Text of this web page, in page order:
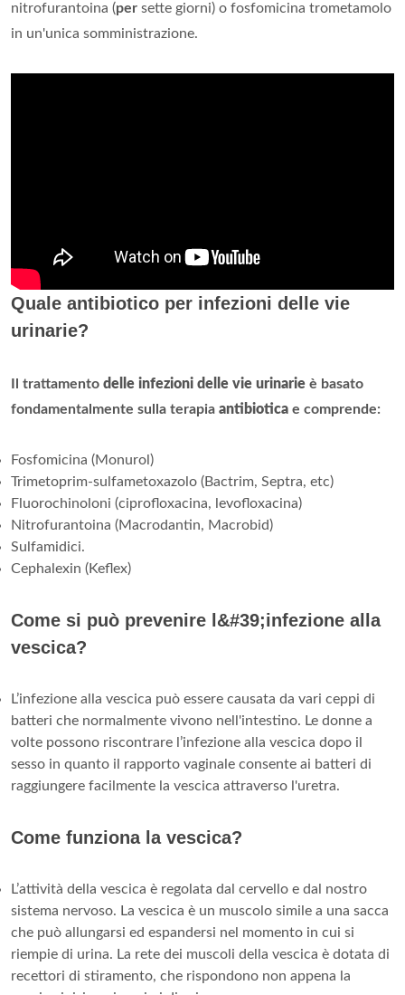
nitrofurantoina (per sette giorni) o fosfomicina trometamolo
in un'unica somministrazione.
Quale antibiotico per infezioni delle vie
urinarie?
Il trattamento delle infezioni delle vie urinarie è basato
fondamentalmente sulla terapia antibiotica e comprende:
Fosfomicina (Monurol)
Trimetoprim-sulfametoxazolo (Bactrim, Septra, etc)
Fluorochinoloni (ciprofloxacina, levofloxacina)
Nitrofurantoina (Macrodantin, Macrobid)
Sulfamidici.
Cephalexin (Keflex)
Come si può prevenire l&#39;infezione alla
vescica?
L’infezione alla vescica può essere causata da vari ceppi di
batteri che normalmente vivono nell'intestino. Le donne a
volte possono riscontrare l’infezione alla vescica dopo il
sesso in quanto il rapporto vaginale consente ai batteri di
raggiungere facilmente la vescica attraverso l'uretra.
Come funziona la vescica?
L’attività della vescica è regolata dal cervello e dal nostro
sistema nervoso. La vescica è un muscolo simile a una sacca
che può allungarsi ed espandersi nel momento in cui si
riempie di urina. La rete dei muscoli della vescica è dotata di
recettori di stiramento, che rispondono non appena la